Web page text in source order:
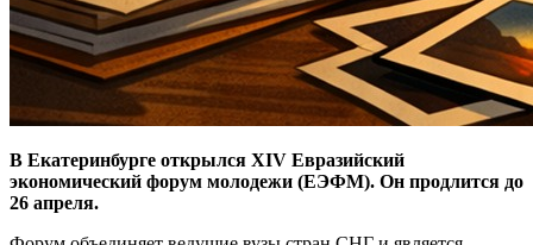
В Екатеринбурге открылся XIV Евразийский
экономический форум молодежи (ЕЭФМ). Он продлится до
26 апреля.